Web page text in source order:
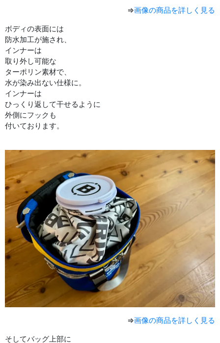
⇒画像の商品を詳しく見る
ボディの表面には
防水加工が施され、
インナーは
取り外し可能な
ターポリン素材で、
水が染み出ない仕様に。
インナーは
ひっくり返して干せるように
外側にフックも
付いております。
⇒画像の商品を詳しく見る
そしてバッグ上部に